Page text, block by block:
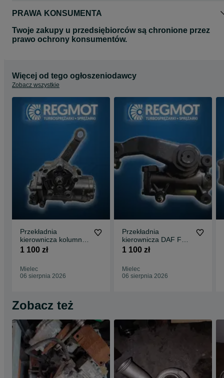
PRAWA KONSUMENTA
Twoje zakupy u przedsiębiorców są chronione przez
prawo ochrony konsumentów.
Więcej od tego ogłoszeniodawcy
Zobacz wszystkie
Przekładnia
kierownicza kolumna
Mercedes Atego LS6
1 100 zł
Mielec
06 sierpnia 2026
Przekładnia
kierownicza DAF FL
13-
1 100 zł
Mielec
06 sierpnia 2026
Zobacz też